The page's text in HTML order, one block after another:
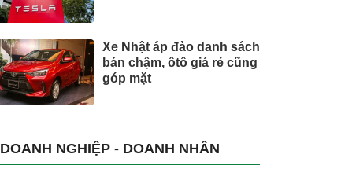
Xe Nhật áp đảo danh sách
bán chậm, ôtô giá rẻ cũng
góp mặt
DOANH NGHIỆP - DOANH NHÂN